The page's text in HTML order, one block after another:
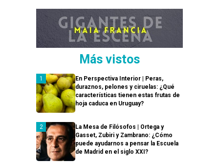
Más vistos
En Perspectiva Interior | Peras,
duraznos, pelones y ciruelas: ¿Qué
características tienen estas frutas de
hoja caduca en Uruguay?
La Mesa de Filósofos | Ortega y
Gasset, Zubiri y Zambrano: ¿Cómo
puede ayudarnos a pensar la Escuela
de Madrid en el siglo XXI?